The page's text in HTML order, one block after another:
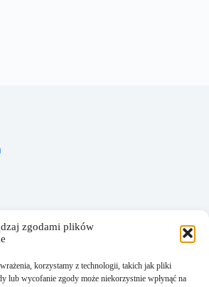
zgodami plików
korzystamy z technologii, takich jak pliki
lub wycofanie zgody może niekorzystnie wpłynąć na